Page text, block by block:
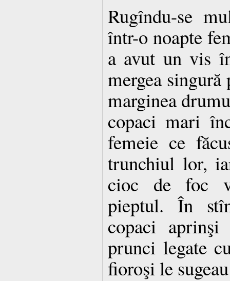
Rugîndu-se
într-o noapte
a avut un vis
mergea singură
marginea
copaci mari
femeie ce
trunchiul lor,
cioc de foc
pieptul. În
copaci
prunci legate
fioroşi le